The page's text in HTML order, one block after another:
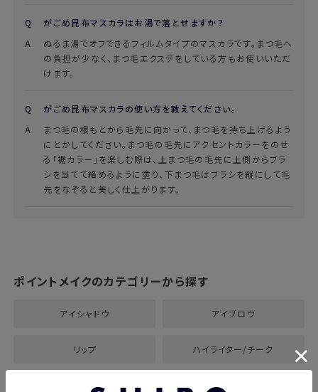
がごめ昆布マスカラはお湯で落とせますか？
ぬるま湯でオフできるフィルムタイプのマスカラです。まつ毛へ
の負担が少なく、まつ毛エクステをしている方もお使いいただ
けます。
がごめ昆布マスカラの使い方を教えてください。
まつ毛の根もとから毛先に向かって、まつ毛を持ち上げるよう
にとかしてください。まつ毛の毛先にアクセントカラーをのせ
る「裾カラー」を楽しむ際は、上まつ毛の毛先に上側からブラ
シを当てて絡めるように塗り、下まつ毛はブラシを縦にして毛
先をなぞると美しく仕上がります。
ポイントメイクのカテゴリーから探す
アイシャドウ アイブロウ
リップ ハイライター/チーク
ネイル